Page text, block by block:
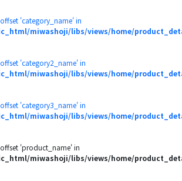
'category_name' in
miwashoji/libs/views/home/
'category2_name' in
miwashoji/libs/views/home/
'category3_name' in
miwashoji/libs/views/home/
'product_name' in
miwashoji/libs/views/home/